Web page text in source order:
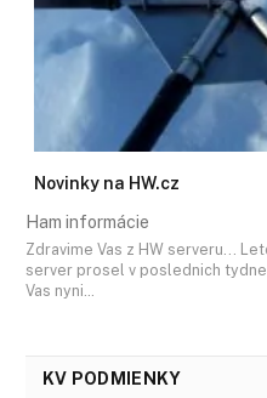
Novinky na HW.cz
Ham informácie
Zdravime Vas z HW serveru...
server prosel v poslednich
Vas nyni…
KV PODMIENKY